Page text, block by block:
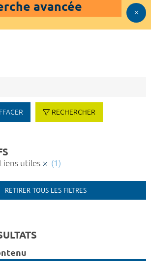
avancée
RECHERCHER
utiles (1)
RETIRER TOUS LES FILTRES